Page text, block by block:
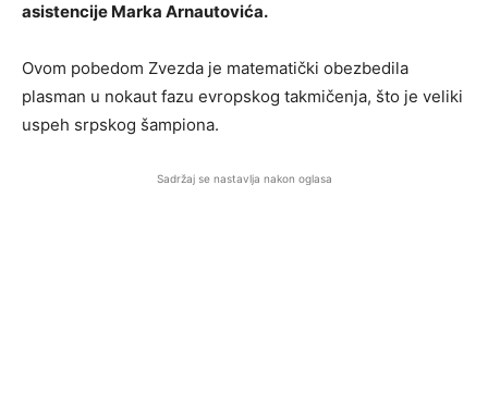
asistencije Marka Arnautovića.
Ovom pobedom Zvezda je matematički obezbedila
plasman u nokaut fazu evropskog takmičenja, što je veliki
uspeh srpskog šampiona.
Sadržaj se nastavlja nakon oglasa